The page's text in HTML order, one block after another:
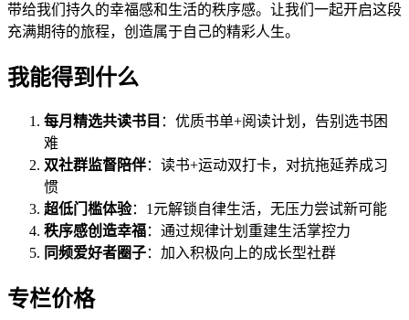
带给我们持久的幸福感和生活的秩序感。让我们一起开启这段
充满期待的旅程，创造属于自己的精彩人生。
我能得到什么
每月精选共读书目 ：优质书单+阅读计划，告别选书困
难
双社群监督陪伴：读书+运动双打卡，对抗拖延养成习
惯
超低门槛体验：1元解锁自律生活，无压力尝试新可能
秩序感创造幸福：通过规律计划重建生活掌控力
同频爱好者圈子：加入积极向上的成长型社群
专栏价格